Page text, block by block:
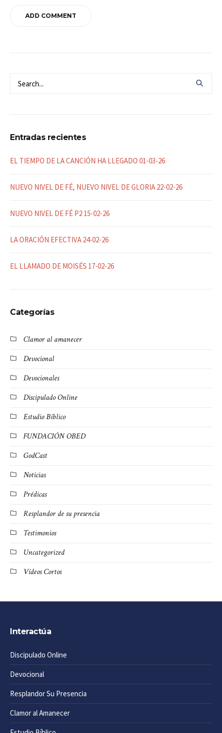
Entradas recientes
EL TIEMPO DE LA CANCIÓN HA LLEGADO 01-03-26
NUEVO NIVEL DE FÉ, NUEVO NIVEL DE GLORIA 22-02-26
NUEVO NIVEL DE FÉ P2 15-02-26
LA ORACIÓN EFECTIVA 24-02-26
EL LLAMADO DE MOISÉS 17-02-26
Categorías
Clamor al amanecer
Devocional
Devocionales
Discipulado Online
Estudio Bíblico
FUNDACIÓN OBED
GodCast
Noticias
Prédicas
Resplandor de su presencia
Testimonios
Uncategorized
Vídeos Cortos
Interactúa
Discipulado Online
Devocional
Resplandor Su Presencia
Clamor al Amanecer